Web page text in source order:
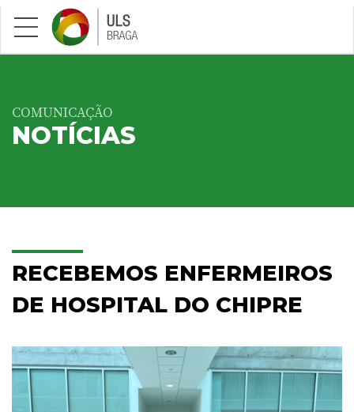
Saltar para conteúdo principal
COMUNICAÇÃO
NOTÍCIAS
RECEBEMOS ENFERMEIROS
DE HOSPITAL DO CHIPRE